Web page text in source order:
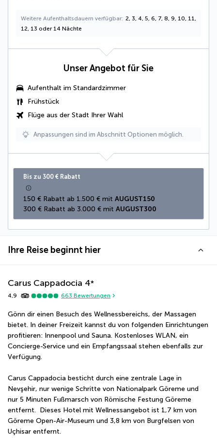
Weitere Aufenthaltsdauern verfügbar
2, 3, 4, 5, 6, 7, 8, 9, 10, 11,
12, 13 oder 14 Nächte
Unser Angebot für Sie
Aufenthalt im Standardzimmer
Frühstück
Flüge aus der Stadt Ihrer Wahl
Anpassungen sind im Abschnitt Optionen möglich.
Bis zu 300 € Rabatt
150 € Rabatt ab 1.500 € mit AUGUST150
300 € Rabatt ab 3.000 € mit AUGUST300
Ihre Reise beginnt hier
Carus Cappadocia 4*
4,9 663 Bewertungen
Gönn dir einen Besuch des Wellnessbereichs, der Massagen
bietet. In deiner Freizeit kannst du von folgenden Einrichtungen
profitieren: Innenpool und Sauna. Kostenloses WLAN, ein
Concierge-Service und ein Empfangssaal stehen ebenfalls zur
Verfügung.
Carus Cappadocia besticht durch eine zentrale Lage in
Nevşehir, nur wenige Schritte von Nationalpark Göreme und
nur 5 Minuten Fußmarsch von Römische Festung Göreme
entfernt.  Dieses Hotel mit Wellnessangebot ist 1,7 km von
Göreme Open-Air-Museum und 3,8 km von Burgfelsen von
Uçhisar entfernt.